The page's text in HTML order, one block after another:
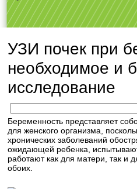
УЗИ почек при
необходимое и
исследование
Беременность представляет
для женского организма,
хронических заболеваний
ожидающей ребенка,
работают как для матери, так и
обоих.